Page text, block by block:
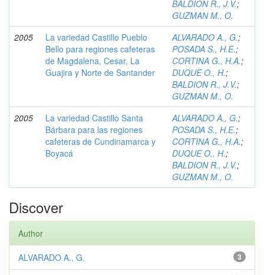
BALDION R., J.V.;
GUZMAN M., O.
2005
La variedad Castillo Pueblo
Bello para regiones cafeteras
de Magdalena, Cesar, La
Guajira y Norte de Santander
ALVARADO A., G.;
POSADA S., H.E.;
CORTINA G., H.A.;
DUQUE O., H.;
BALDION R., J.V.;
GUZMAN M., O.
2005
La variedad Castillo Santa
Bárbara para las regiones
cafeteras de Cundinamarca y
Boyacá
ALVARADO A., G.;
POSADA S., H.E.;
CORTINA G., H.A.;
DUQUE O., H.;
BALDION R., J.V.;
GUZMAN M., O.
Discover
Author
3
ALVARADO A., G.